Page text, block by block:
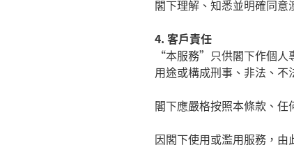
閣下理解、知悉並明確同意
4. 客戶責任
“本服務” 只供閣下作個
用途或構成刑事、非法、不
閣下應嚴格按照本條款、任
因閣下使用或濫用服務，由